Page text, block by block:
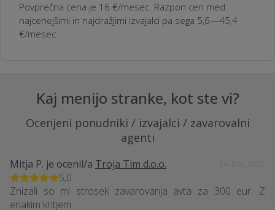
Povprečna cena je 16 €/mesec. Razpon cen med
najcenejšimi in najdražjimi izvajalci pa sega 5,6—45,4
€/mesec.
Kaj menijo stranke, kot ste vi?
Ocenjeni ponudniki / izvajalci / zavarovalni
agenti
Mitja P. je ocenil/a Troja Tim d.o.o.
5,0
Znizali so mi strosek zavarovanja avta za 300 eur. Z
enakim kritjem.